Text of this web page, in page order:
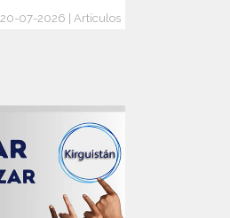
20-07-2026 | Artículos